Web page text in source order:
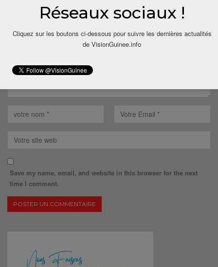
Votre adresse email ne sera pas publiée.
Save my name, email, and website in this browser for the next
time I comment.
Réseaux sociaux !
Cliquez sur les boutons ci-dessous pour suivre les dernières actualités
de VisionGuinee.info